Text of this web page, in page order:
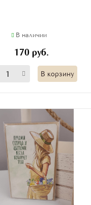
В наличии
170 руб.
В корзину